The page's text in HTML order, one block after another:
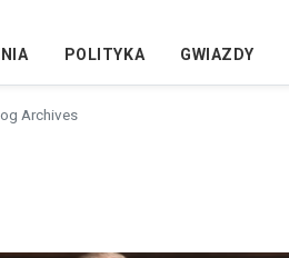
POLITYKA GWIAZDY
Archives